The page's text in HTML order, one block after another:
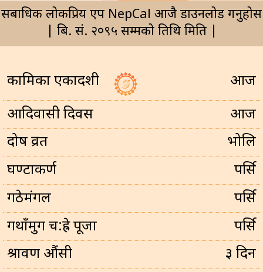
सर्बाधिक लोकप्रिय एप NepCal आजै डाउनलोड गर्नुहोस
| बि. सं. २०९५ सम्मको तिथि मिति |
कामिका एकादशी
आज
आदिवासी दिवस
आज
प्रदोष व्रत
भोलि
घण्टाकर्ण
पर्सि
गठेमंगल
पर्सि
गथाँमुग च:ह्रे पूजा
पर्सि
श्रावण औंसी
३ दिन